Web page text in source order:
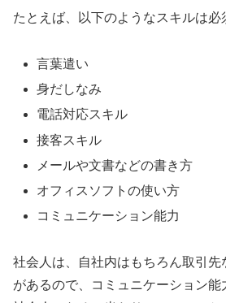
たとえば、以下のようなスキルは必
言葉遣い
身だしなみ
電話対応スキル
接客スキル
メールや文書などの書き方
オフィスソフトの使い方
コミュニケーション能力
社会人は、自社内はもちろん取引先
があるので、コミュニケーション能